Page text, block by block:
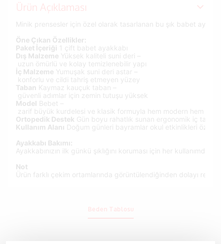
Ürün Açıklaması
Minik prensesler için özel olarak tasarlanan bu şık babet
Öne Çıkan Özellikler:
Paket İçeriği 1 çift babet ayakkabı
Dış Malzeme Yüksek kaliteli suni deri –
uzun ömürlü ve kolay temizlenebilir yapı
İç Malzeme Yumuşak suni deri astar –
konforlu ve cildi tahriş etmeyen yüzey
Taban Kaymaz kauçuk
taban –
güvenli adımlar için zemin tutuşu yüksek
Model Bebet –
zarif büyük kurdelesi ve klasik formuyla hem modern hem
Ortopedik Destek Gün boyu rahatlık sunan ergonomik iç taban
Kullanım Alanı Doğum günleri bayramlar okul etkinlikleri özel
Ayakkabı Bakımı:
Ayakkabınızın ilk günkü şıklığını koruması için her kullanımdan
Not
Ürün farklı çekim ortamlarında görüntülendiğinden dolayı renk
Beden Tablosu